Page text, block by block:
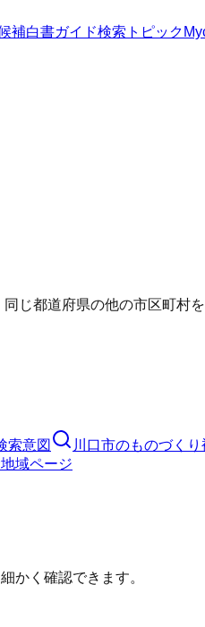
補白書ガイド検索トピック
じ都道府県の他の市区町村
索意図 川口市のものづく
地域ページ
かく確認できます。